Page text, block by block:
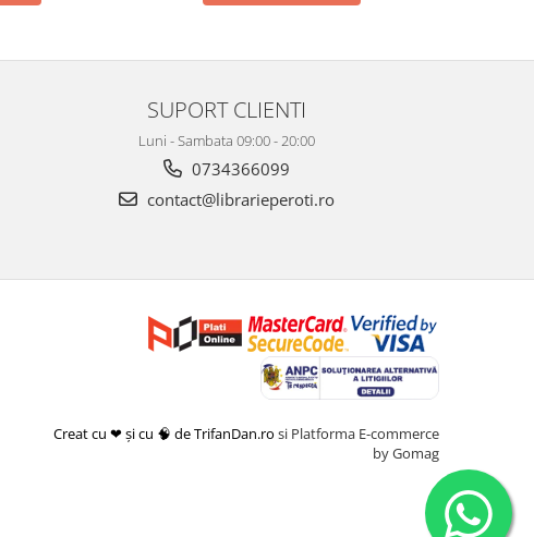
SUPORT CLIENTI
Luni - Sambata 09:00 - 20:00
0734366099
contact@librarieperoti.ro
Creat cu ❤ și cu 🧠 de TrifanDan.ro si Platforma E-commerce
by Gomag